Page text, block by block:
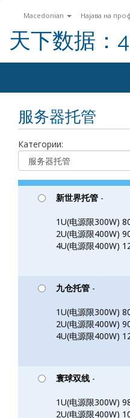
Macedonian Најава на
天下数据
服务器托管
Категории:
新世界托管 -
1U(电源限300W)
2U(电源限400W)
4U(电源限400W)
九仓托管 -
1U(电源限300W)
2U(电源限400W)
4U(电源限400W)
寰球双线 -
1U(电源限300W)
2U(电源限400W)